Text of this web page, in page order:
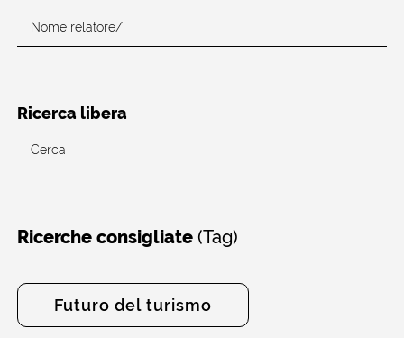
Ricerca libera
Ricerche consigliate(Tag)
Futuro del turismo